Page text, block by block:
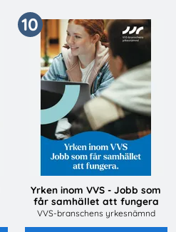
10
Yrken inom VVS - Jobb som
får samhället att fungera
VVS-branschens yrkesnämnd